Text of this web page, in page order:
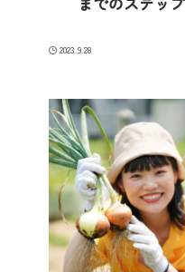
2023.9.28